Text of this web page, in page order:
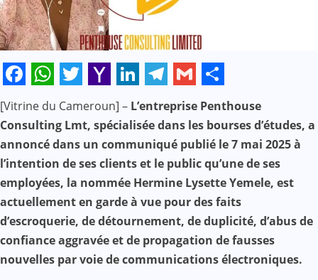
Facebook
WhatsApp
Twitter
Yahoo
Mail
LinkedIn
Telegram
Gmail
Share
[Vitrine du Cameroun] – L’entreprise Penthouse
Consulting Lmt, spécialisée dans les bourses d’études, a
annoncé dans un communiqué publié le 7 mai 2025 à
l’intention de ses clients et le public qu’une de ses
employées, la nommée Hermine Lysette Yemele, est
actuellement en garde à vue pour des faits
d’escroquerie, de détournement, de duplicité, d’abus de
confiance aggravée et de propagation de fausses
nouvelles par voie de communications électroniques.